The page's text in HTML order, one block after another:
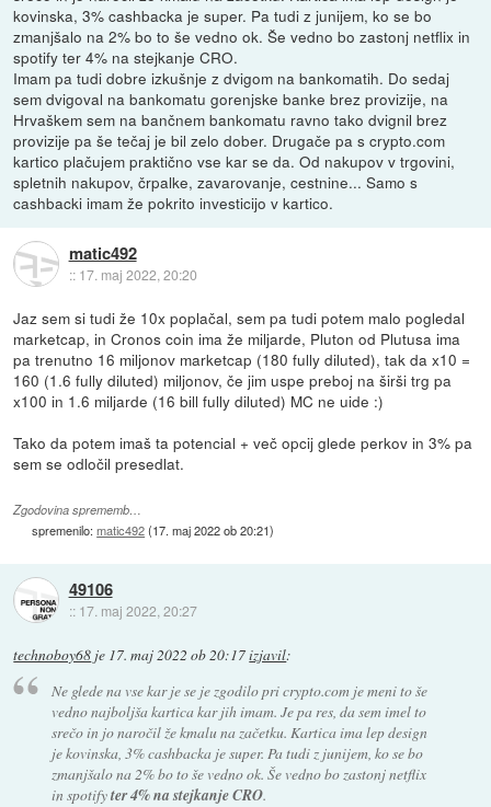
kovinska, 3% cashbacka je super. Pa tudi z junijem, ko se bo
zmanjšalo na 2% bo to še vedno ok. Še vedno bo zastonj netflix in
spotify ter 4% na stejkanje CRO.
Imam pa tudi dobre izkušnje z dvigom na bankomatih. Do sedaj
sem dvigoval na bankomatu gorenjske banke brez provizije, na
Hrvaškem sem na bančnem bankomatu ravno tako dvignil brez
provizije pa še tečaj je bil zelo dober. Drugače pa s crypto.com
kartico plačujem praktično vse kar se da. Od nakupov v trgovini,
spletnih nakupov, črpalke, zavarovanje, cestnine... Samo s
cashbacki imam že pokrito investicijo v kartico.
matic492
:: 17. maj 2022, 20:20
Jaz sem si tudi že 10x poplačal, sem pa tudi potem malo pogledal
marketcap, in Cronos coin ima že miljarde, Pluton od Plutusa ima
pa trenutno 16 miljonov marketcap (180 fully diluted), tak da x10 =
160 (1.6 fully diluted) miljonov, če jim uspe preboj na širši trg pa
x100 in 1.6 miljarde (16 bill fully diluted) MC ne uide :)
Tako da potem imaš ta potencial + več opcij glede perkov in 3% pa
sem se odločil presedlat.
Zgodovina sprememb…
spremenilo:matic492(17. maj 2022 ob 20:21)
49106
:: 17. maj 2022, 20:27
technoboy68 je 17. maj 2022 ob 20:17izjavil:
Ne glede na vse kar je se je zgodilo pri crypto.com je meni to še
vedno najboljša kartica kar jih imam. Je pa res, da sem imel to
srečo in jo naročil že kmalu na začetku. Kartica ima lep design
je kovinska, 3% cashbacka je super. Pa tudi z junijem, ko se bo
zmanjšalo na 2% bo to še vedno ok. Še vedno bo zastonj netflix
in spotifyter 4% na stejkanje CRO.